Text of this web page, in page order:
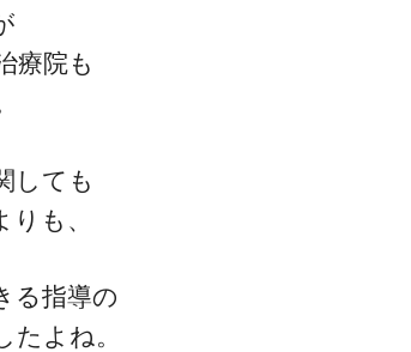
療院も
しても
も、
る指導の
たよね。